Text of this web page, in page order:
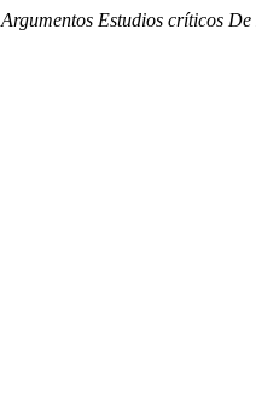
Argumentos Estudios críticos